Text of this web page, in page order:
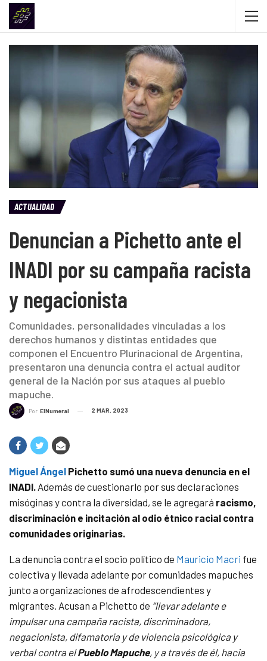
ACTUALIDAD
Denuncian a Pichetto ante el
INADI por su campaña racista
y negacionista
Comunidades, personalidades vinculadas a los
derechos humanos y distintas entidades que
componen el Encuentro Plurinacional de Argentina,
presentaron una denuncia contra el actual auditor
general de la Nación por sus ataques al pueblo
mapuche.
Por ElNumeral 2 MAR, 2023
Miguel Ángel Pichetto sumó una nueva denuncia en el
INADI. Además de cuestionarlo por sus declaraciones
misóginas y contra la diversidad, se le agregará racismo,
discriminación e incitación al odio étnico racial contra
comunidades originarias.
La denuncia contra el socio político de Mauricio Macri fue
colectiva y llevada adelante por comunidades mapuches
junto a organizaciones de afrodescendientes y
migrantes. Acusan a Pichetto de “llevar adelante e
impulsar una campaña racista, discriminadora,
negacionista, difamatoria y de violencia psicológica y
verbal contra elPueblo Mapuche, y a través de él, hacia